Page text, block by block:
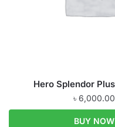
Hero Splendor
৳ 6,000.00
BUY NOW